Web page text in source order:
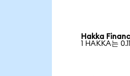
Hakka
1 HAKKA는